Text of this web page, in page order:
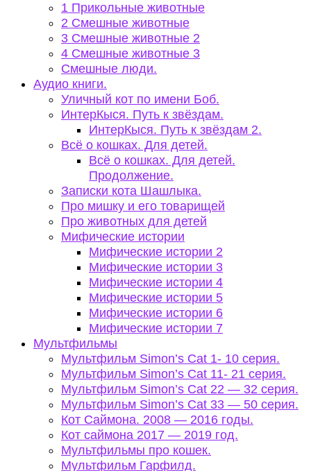
1 Прикольные животные
2 Смешные животные
3 Смешные животные 2
4 Смешные животные 3
Смешные люди.
Аудио книги.
Уличный кот по имени Боб.
ИнтерКыся. Путь к звёздам.
ИнтерКыся. Путь к звёздам 2.
Всё о кошках. Для детей.
Всё о кошках. Для детей.
Продолжение.
Записки кота Шашлыка.
Про мишку и его товарищей
Про животных для детей
Мифические истории
Мифические истории 2
Мифические истории 3
Мифические истории 4
Мифические истории 5
Мифические истории 6
Мифические истории 7
Мультфильмы
Мультфильм Simon’s Cat 1- 10 серия.
Мультфильм Simon’s Cat 11- 21 серия.
Мультфильм Simon’s Cat 22 — 32 серия.
Мультфильм Simon’s Cat 33 — 50 серия.
Кот Саймона. 2008 — 2016 годы.
Кот саймона 2017 — 2019 год.
Мультфильмы про кошек.
Мультфильм Гарфилд.